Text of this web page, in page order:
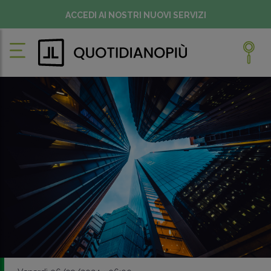
ACCEDI AI NOSTRI NUOVI SERVIZI